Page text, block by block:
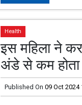
Health
इस महिला ने
अंडे से कम
Published On 09 Oct 2024